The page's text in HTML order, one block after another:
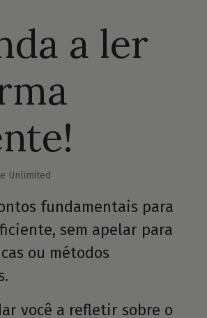
a ler
Unlimited
fundamentais para
sem apelar para
ou métodos
você a refletir sobre o